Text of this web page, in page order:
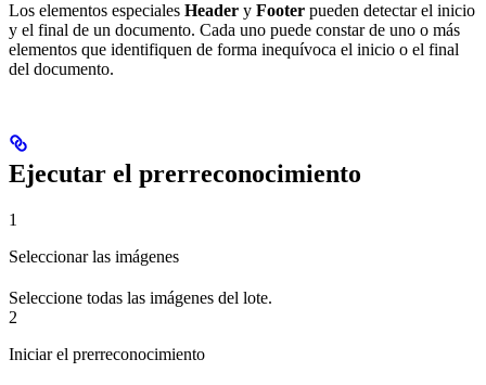
Los elementos especiales Header y Footer pueden detectar el inicio
y el final de un documento. Cada uno puede constar de uno o más
elementos que identifiquen de forma inequívoca el inicio o el final
del documento.
Ejecutar el prerreconocimiento
1
Seleccionar las imágenes
Seleccione todas las imágenes del lote.
2
Iniciar el prerreconocimiento